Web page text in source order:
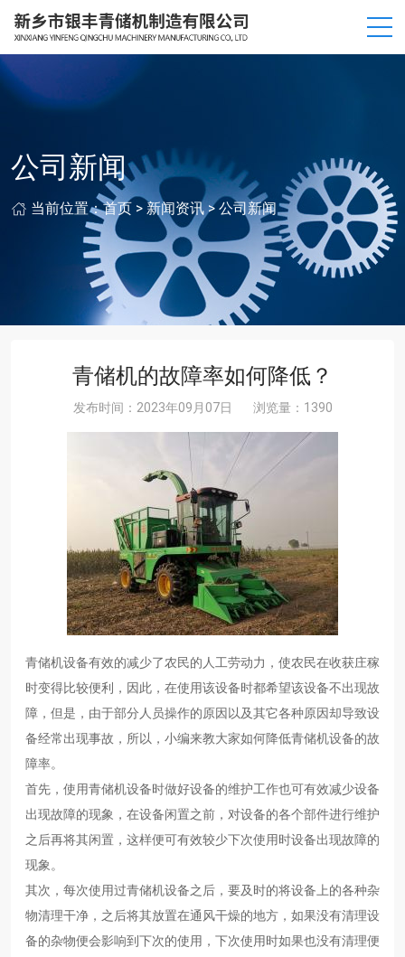
公司新闻
当前位置：首页 > 新闻资讯 >公司新闻
青储机的故障率如何降低？
发布时间：2023年09月07日 浏览量：1390
青储机设备有效的减少了农民的人工劳动力，使农民在收获庄稼
时变得比较便利，因此，在使用该设备时都希望该设备不出现故
障，但是，由于部分人员操作的原因以及其它各种原因却导致设
备经常出现事故，所以，小编来教大家如何降低青储机设备的故
障率。
首先，使用青储机设备时做好设备的维护工作也可有效减少设备
出现故障的现象，在设备闲置之前，对设备的各个部件进行维护
之后再将其闲置，这样便可有效较少下次使用时设备出现故障的
现象。
其次，每次使用过青储机设备之后，要及时的将设备上的各种杂
物清理干净，之后将其放置在通风干燥的地方，如果没有清理设
备的杂物便会影响到下次的使用，下次使用时如果也没有清理便